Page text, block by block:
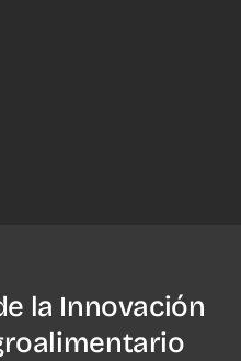
la Innovación